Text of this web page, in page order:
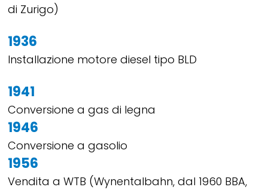
di Zurigo)
1936
Installazione motore diesel tipo BLD
1941
Conversione a gas di legna
1946
Conversione a gasolio
1956
Vendita a WTB (Wynentalbahn, dal 1960 BBA,